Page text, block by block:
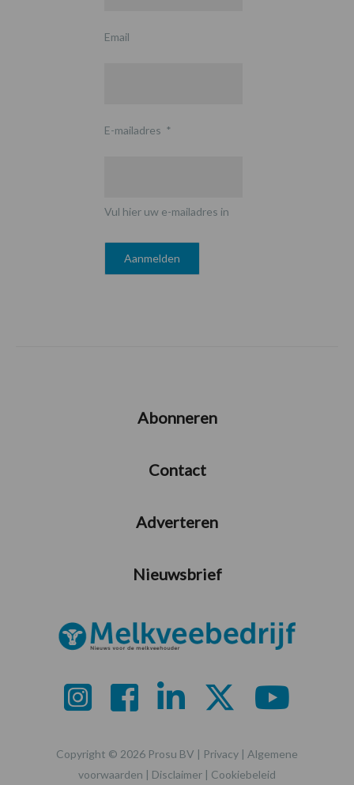
Email
E-mailadres *
Vul hier uw e-mailadres in
Abonneren
Contact
Adverteren
Nieuwsbrief
Copyright © 2026 Prosu BV | Privacy | Algemene
voorwaarden | Disclaimer | Cookiebeleid